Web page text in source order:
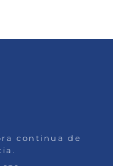
continua de